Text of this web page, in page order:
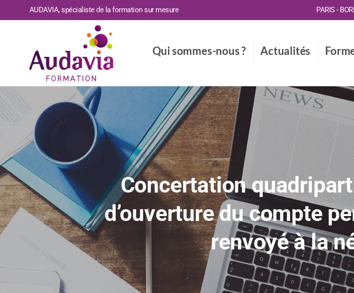
AUDAVIA, spécialiste de la formation sur mesure PARIS -
Qui sommes-nous ? Actualités
Concertation
d’ouverture du compte
renvoyé à la